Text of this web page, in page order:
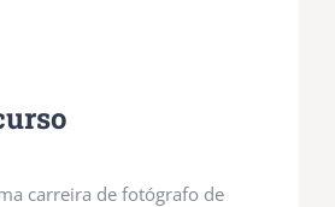
carreira de fotógrafo de